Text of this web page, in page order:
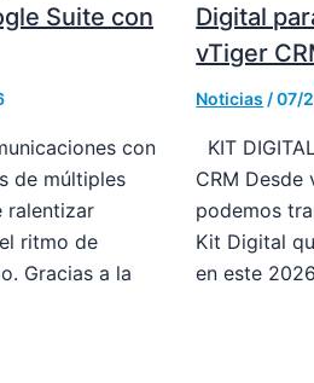
Suite con
con
de múltiples
ralentizar
ritmo de
Gracias a la
Digital
vTiger
Noticias /07/
KIT
CRM Desde
podemos
Kit Digital
en este